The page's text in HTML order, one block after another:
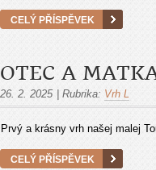
CELÝ PŘÍSPĚVEK
OTEC A
26. 2. 2025 Rubrika: Vrh L
Prvý a krásny vrh našej malej
CELÝ PŘÍSPĚVEK